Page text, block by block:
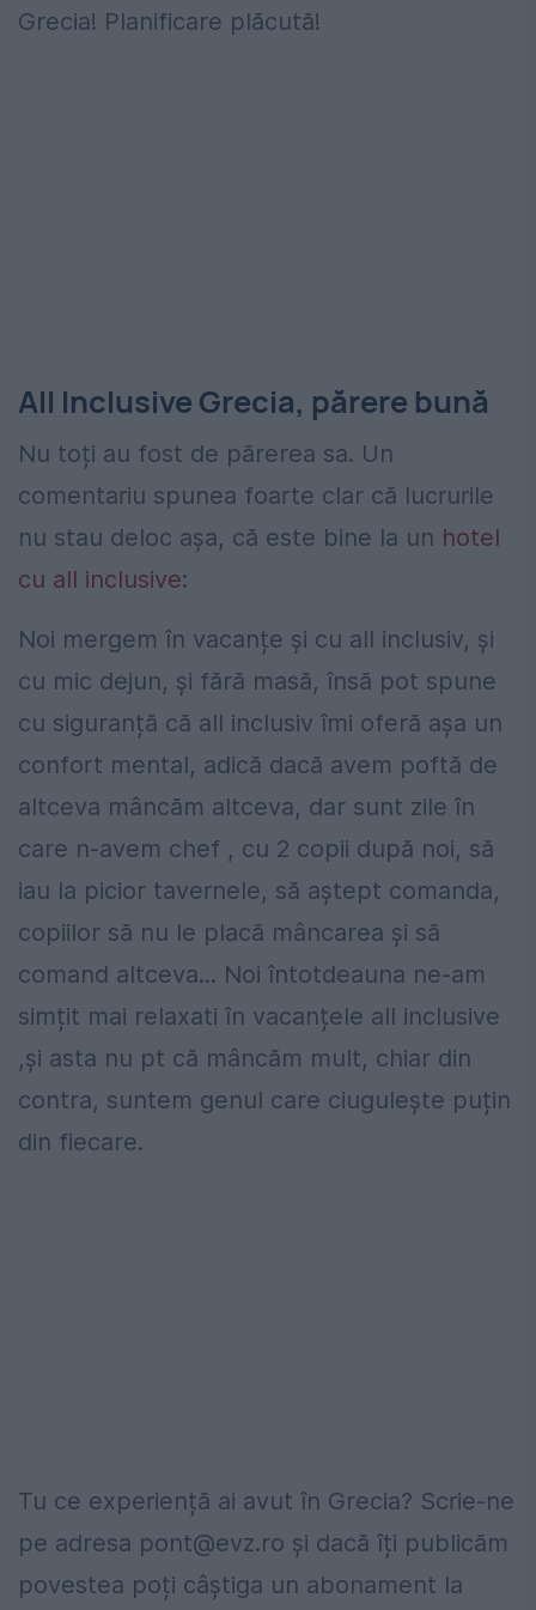
Grecia! Planificare plăcută!
All Inclusive Grecia, părere bună
Nu toți au fost de părerea sa. Un
comentariu spunea foarte clar că lucrurile
nu stau deloc așa, că este bine la un hotel
cu all inclusive:
Noi mergem în vacanțe și cu all inclusiv, și
cu mic dejun, și fără masă, însă pot spune
cu siguranță că all inclusiv îmi oferă așa un
confort mental, adică dacă avem poftă de
altceva mâncăm altceva, dar sunt zile în
care n-avem chef , cu 2 copii după noi, să
iau la picior tavernele, să aștept comanda,
copiilor să nu le placă mâncarea și să
comand altceva... Noi întotdeauna ne-am
simțit mai relaxati în vacanțele all inclusive
,și asta nu pt că mâncăm mult, chiar din
contra, suntem genul care ciugulește puțin
din fiecare.
Tu ce experiență ai avut în Grecia? Scrie-ne
pe adresa pont@evz.ro și dacă îți publicăm
povestea poți câștiga un abonament la